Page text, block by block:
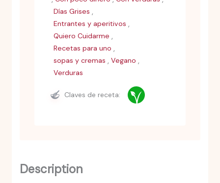
Días Grises ,
Entrantes y aperitivos ,
Quiero Cuidarme ,
Recetas para uno ,
sopas y cremas , Vegano ,
Verduras
Claves de receta:
Description